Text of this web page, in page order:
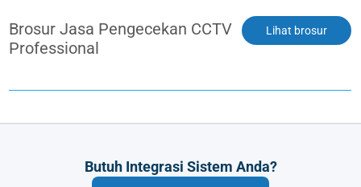
Brosur Jasa Pengecekan CCTV
Professional
Lihat brosur
Butuh Integrasi Sistem Anda?